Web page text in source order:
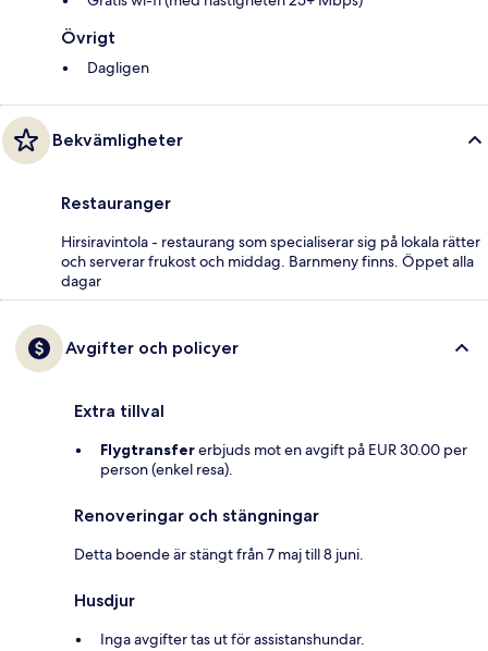
Övrigt
Dagligen
Bekvämligheter
Restauranger
Hirsiravintola - restaurang som specialiserar sig på lokala rätter
och serverar frukost och middag. Barnmeny finns. Öppet alla
dagar
Avgifter och policyer
Extra tillval
Flygtransfererbjuds mot en avgift på EUR 30.00 per
person (enkel resa).
Renoveringar och stängningar
Detta boende är stängt från 7 maj till 8 juni.
Husdjur
Inga avgifter tas ut för assistanshundar.